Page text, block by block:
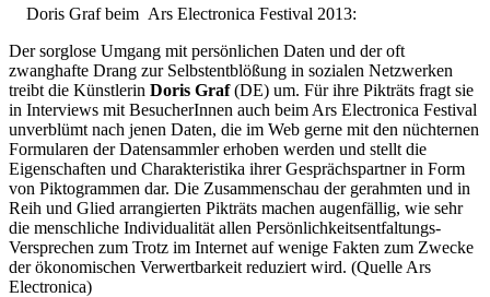
Doris Graf beim Ars Electronica Festival 2013:
Der sorglose Umgang mit persönlichen Daten und der oft
zwanghafte Drang zur Selbstentblößung in sozialen Netzwerken
treibt die Künstlerin Doris Graf(DE) um. Für ihre Pikträts fragt sie
in Interviews mit BesucherInnen auch beim Ars Electronica Festival
unverblümt nach jenen Daten, die im Web gerne mit den nüchternen
Formularen der Datensammler erhoben werden und stellt die
Eigenschaften und Charakteristika ihrer Gesprächspartner in Form
von Piktogrammen dar. Die Zusammenschau der gerahmten und in
Reih und Glied arrangierten Pikträts machen augenfällig, wie sehr
die menschliche Individualität allen Persönlichkeitsentfaltungs-
Versprechen zum Trotz im Internet auf wenige Fakten zum Zwecke
der ökonomischen Verwertbarkeit reduziert wird. (Quelle Ars
Electronica)